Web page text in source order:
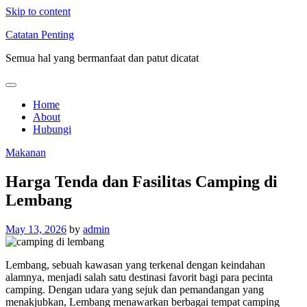
Skip to content
Catatan Penting
Semua hal yang bermanfaat dan patut dicatat
Home
About
Hubungi
Makanan
Harga Tenda dan Fasilitas Camping di
Lembang
May 13, 2026 by admin
Lembang, sebuah kawasan yang terkenal dengan keindahan
alamnya, menjadi salah satu destinasi favorit bagi para pecinta
camping. Dengan udara yang sejuk dan pemandangan yang
menakjubkan, Lembang menawarkan berbagai tempat camping